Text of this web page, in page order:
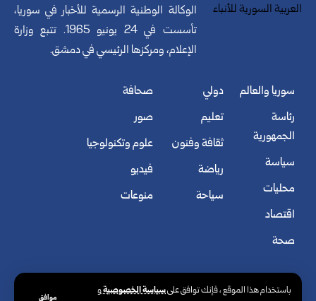
باستخدام هذا الموقع ، فإنك توافق علىسياسة الخصوصيةو
موافق
الوكالة الوطنية الرسمية للأخبار في سوريا،
تأسست في 24 يونيو 1965. تتبع وزارة
الإعلام، ومركزها الرئيسي في دمشق.
سوريا والعالم
رئاسة
الجمهورية
سياسة
محليات
اقتصاد
صحة
دولي
تعليم
ثقافة وفنون
رياضة
سياحة
صحافة
صور
علوم وتكنولوجيا
فيديو
منوعات